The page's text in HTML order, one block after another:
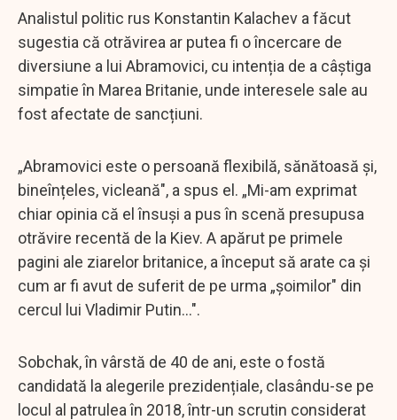
Analistul politic rus Konstantin Kalachev a făcut
sugestia că otrăvirea ar putea fi o încercare de
diversiune a lui Abramovici, cu intenția de a câștiga
simpatie în Marea Britanie, unde interesele sale au
fost afectate de sancțiuni.
„Abramovici este o persoană flexibilă, sănătoasă și,
bineînțeles, vicleană", a spus el. „Mi-am exprimat
chiar opinia că el însuși a pus în scenă presupusa
otrăvire recentă de la Kiev. A apărut pe primele
pagini ale ziarelor britanice, a început să arate ca și
cum ar fi avut de suferit de pe urma „șoimilor" din
cercul lui Vladimir Putin...".
Sobchak, în vârstă de 40 de ani, este o fostă
candidată la alegerile prezidențiale, clasându-se pe
locul al patrulea în 2018, într-un scrutin considerat